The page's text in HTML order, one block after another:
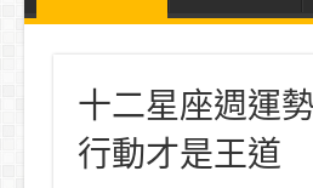
十二星座週運勢
行動才是王道